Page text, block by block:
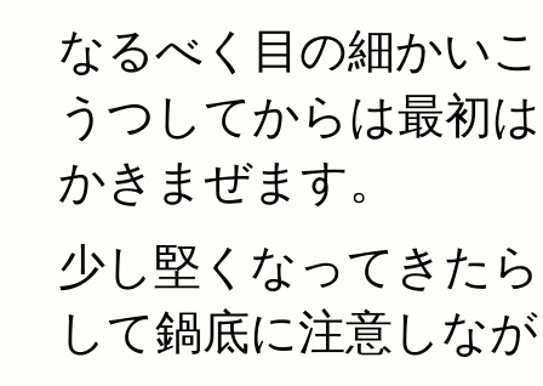
なるべく目の細かい
うつしてからは最初
かきまぜます。
少し堅くなってきた
して鍋底に注意しな